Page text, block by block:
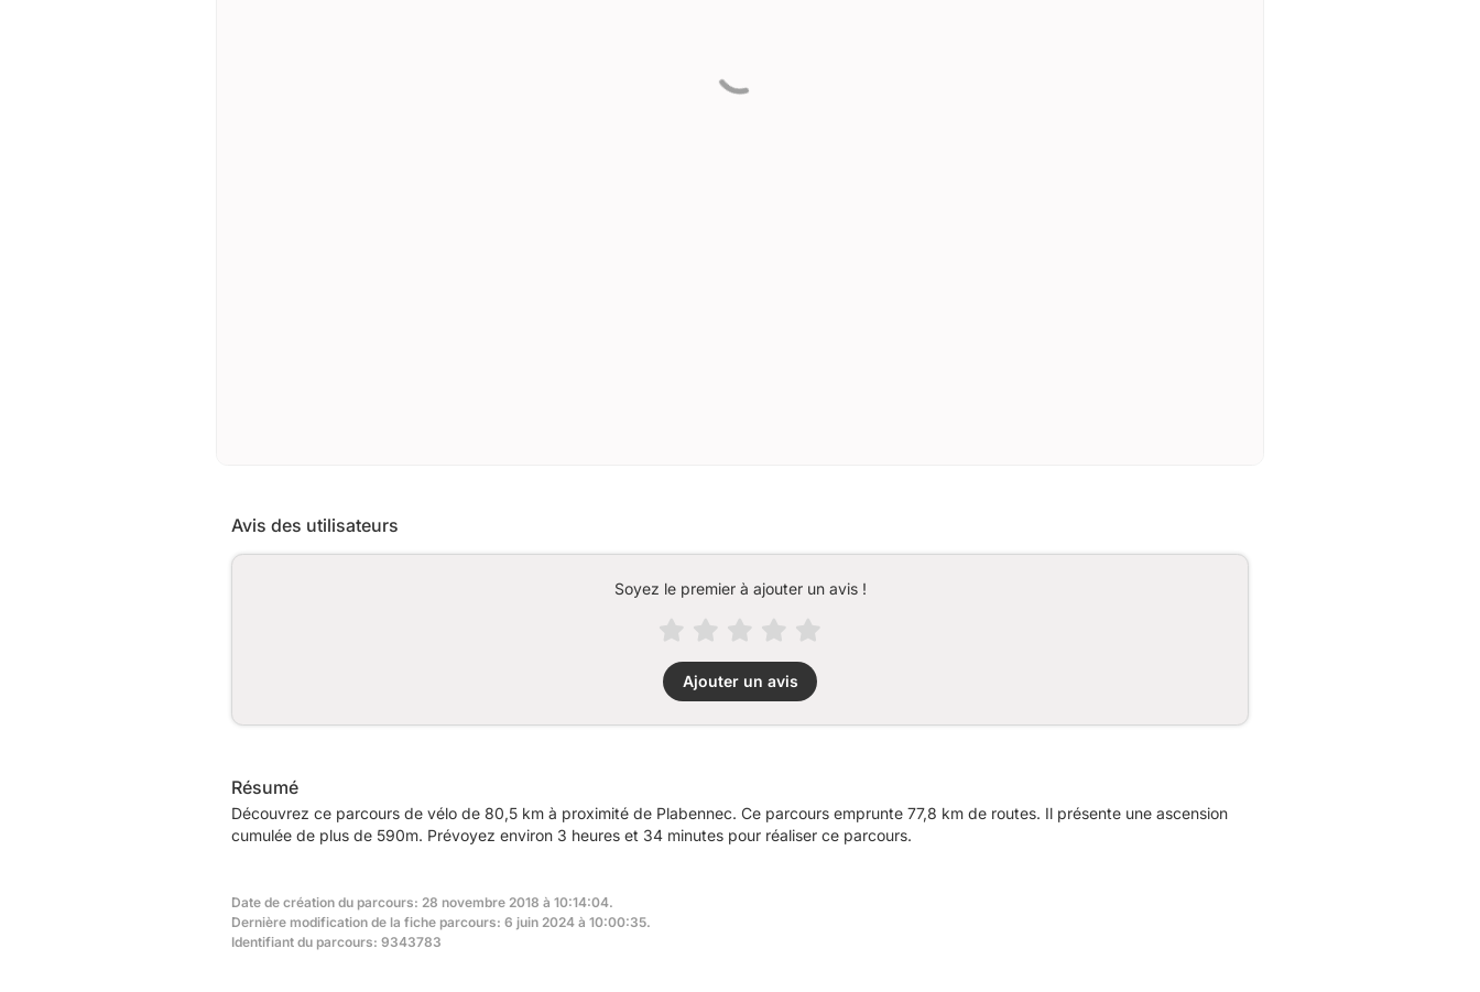
Avis des utilisateurs
Soyez le premier à ajouter un avis !
Ajouter un avis
Résumé
Découvrez ce parcours de vélo de 80,5 km à proximité de Plabennec. Ce parcours emprunte 77,8 km de routes. Il présente une ascension
cumulée de plus de 590m. Prévoyez environ 3 heures et 34 minutes pour réaliser ce parcours.
Date de création du parcours: 28 novembre 2018 à 10:14:04.
Dernière modification de la fiche parcours: 6 juin 2024 à 10:00:35.
Identifiant du parcours: 9343783